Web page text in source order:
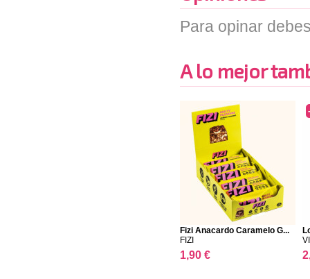
Para opinar
A lo mejor
Fizi Anacardo Caramelo G...
FIZI
1,90 €